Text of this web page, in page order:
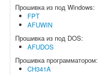
Прошивка из под Windows:
FPT
AFUWIN
Прошивка из под DOS:
AFUDOS
Прошивка программатором:
CH341A